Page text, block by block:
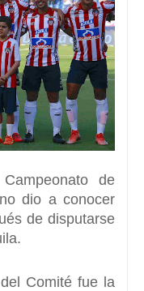
de
dio a conocer
de disputarse
Comité fue la